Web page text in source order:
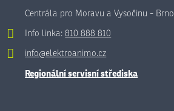
Centrála pro Moravu a Vysočinu - Brno
Info linka:810 888 810
info@elektroanimo.cz
Regionální servisní střediska